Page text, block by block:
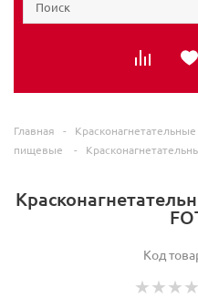
Главная - Красконагнетательные
пищевые
-
Код